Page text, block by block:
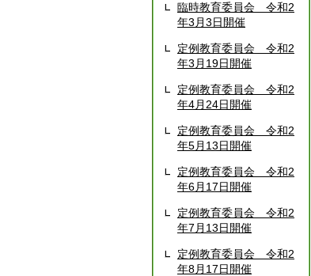
臨時教育委員会 令和2
年3月3日開催
定例教育委員会 令和2
年3月19日開催
定例教育委員会 令和2
年4月24日開催
定例教育委員会 令和2
年5月13日開催
定例教育委員会 令和2
年6月17日開催
定例教育委員会 令和2
年7月13日開催
定例教育委員会 令和2
年8月17日開催